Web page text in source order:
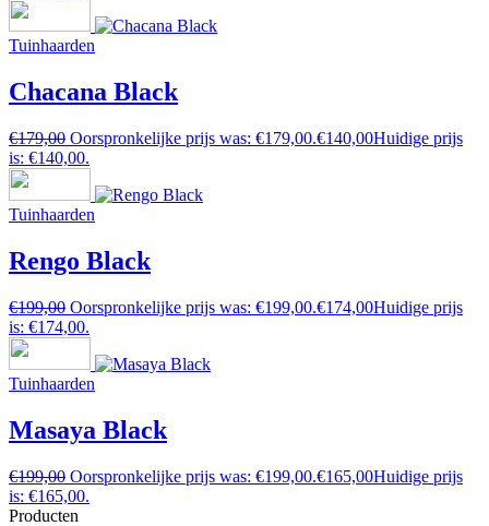
Tuinhaarden
Chacana Black
€179,00 Oorspronkelijke prijs was: €179,00.€140,00Huidige prijs
is: €140,00.
Tuinhaarden
Rengo Black
€199,00 Oorspronkelijke prijs was: €199,00.€174,00Huidige prijs
is: €174,00.
Tuinhaarden
Masaya Black
€199,00 Oorspronkelijke prijs was: €199,00.€165,00Huidige prijs
is: €165,00.
Producten